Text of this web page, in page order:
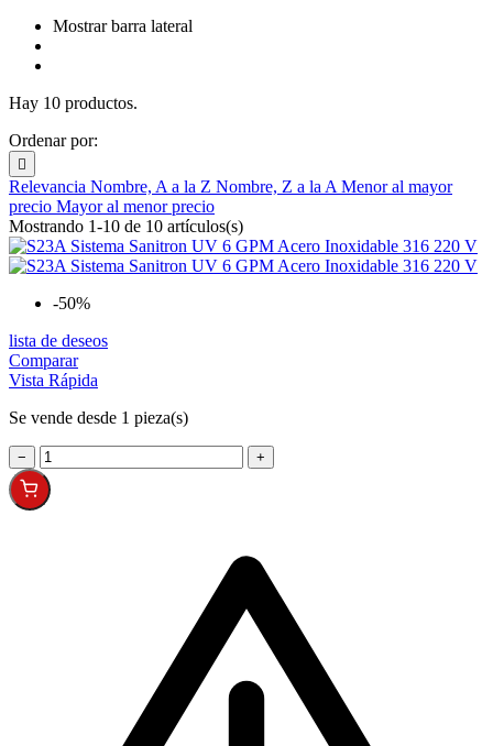
Mostrar barra lateral
Hay 10 productos.
Ordenar por:

Relevancia Nombre, A a la Z Nombre, Z a la A Menor al mayor
precio Mayor al menor precio
Mostrando 1-10 de 10 artículos(s)
-50%
lista de deseos
Comparar
Vista Rápida
Se vende desde 1 pieza(s)
− +